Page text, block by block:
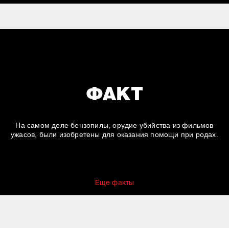
ФАКТ
На самом деле бензопилы, орудие убийства из фильмов
ужасов, были изобретены для оказания помощи при родах.
Еще факты